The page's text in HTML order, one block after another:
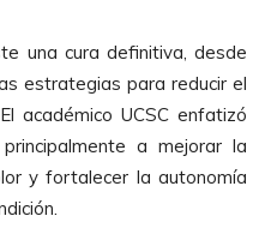
una cura definitiva, desde
estrategias para reducir el
académico UCSC enfatizó
a mejorar la
y fortalecer la autonomía